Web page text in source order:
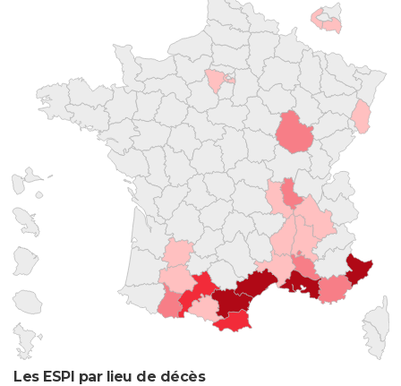
Les ESPI par lieu de décès